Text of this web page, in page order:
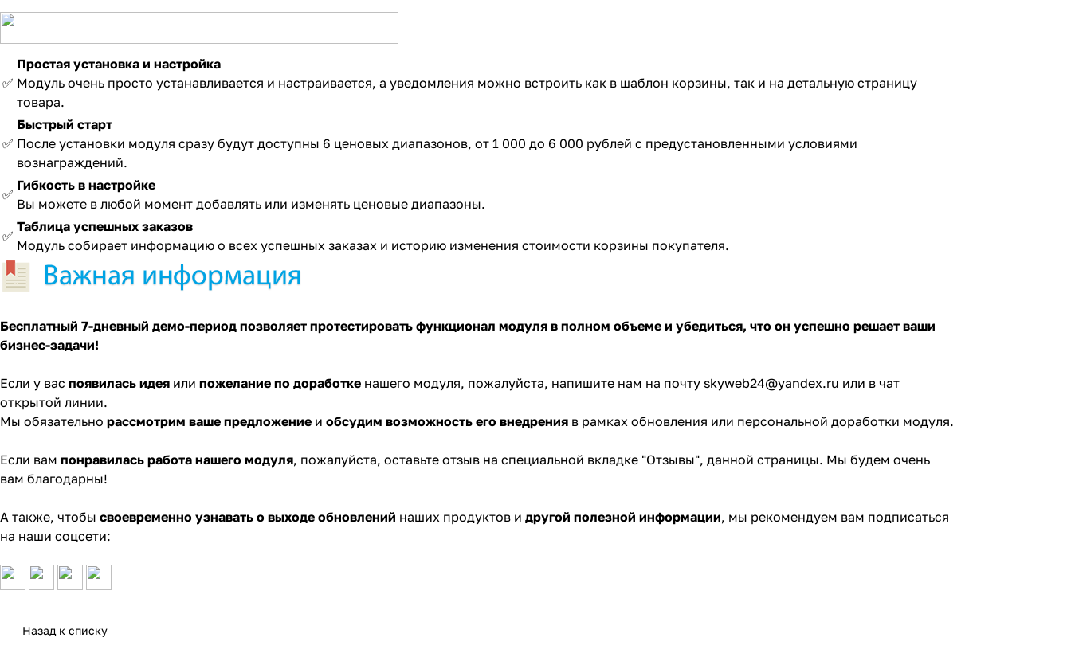
✅
Простая установка и настройка
Модуль очень просто устанавливается и настраивается, а уведомления можно встроить как в шаблон корзины, так и на детальную страницу
товара.
✅
Быстрый старт
После установки модуля сразу будут доступны 6 ценовых диапазонов, от 1 000 до 6 000 рублей с предустановленными условиями
вознаграждений.
✅
Гибкость в настройке
Вы можете в любой момент добавлять или изменять ценовые диапазоны.
✅
Таблица успешных заказов
Модуль собирает информацию о всех успешных заказах и историю изменения стоимости корзины покупателя.
Бесплатный 7-дневный демо-период позволяет протестировать функционал модуля в полном объеме и убедиться, что он успешно решает ваши
бизнес-задачи!
Если у вас появилась идея или пожелание по доработке нашего модуля, пожалуйста, напишите нам на почту skyweb24@yandex.ru или в чат
открытой линии.
Мы обязательно рассмотрим ваше предложение и обсудим возможность его внедрения в рамках обновления или персональной доработки модуля.
Если вам понравилась работа нашего модуля, пожалуйста, оставьте отзыв на специальной вкладке "Отзывы", данной страницы. Мы будем очень
вам благодарны!
А также, чтобы своевременно узнавать о выходе обновлений наших продуктов и другой полезной информации, мы рекомендуем вам подписаться
на наши соцсети:
Назад к списку